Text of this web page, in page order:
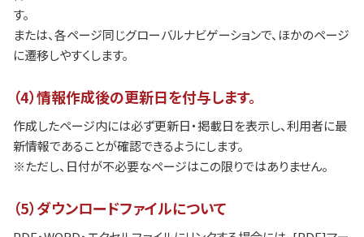
す。
または、各ページ同じグローバルナビゲーションで、ほかのページ
に遷移しやすくします。
（4）情報作成後の更新日を付与します。
作成したページ内には必ず更新日・掲載日を表示し、利用者に最
新情報であることが確認できるようにします。
※ただし、日付が不必要なページはこの限りではありません。
（5）ダウンロードファイルについて